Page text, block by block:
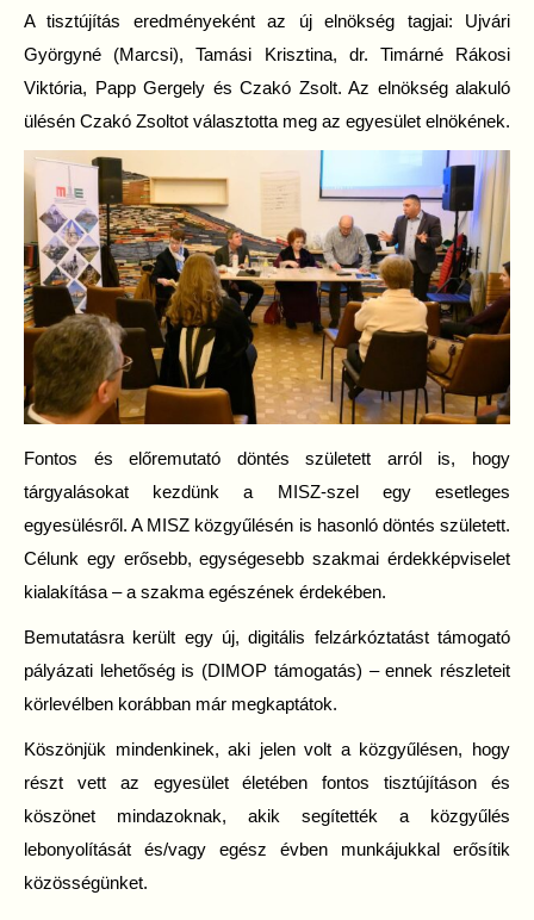
A tisztújítás eredményeként az új elnökség tagjai: Ujvári
Györgyné (Marcsi), Tamási Krisztina, dr. Timárné Rákosi
Viktória, Papp Gergely és Czakó Zsolt. Az elnökség alakuló
ülésén Czakó Zsoltot választotta meg az egyesület elnökének.
Fontos és előremutató döntés született arról is, hogy
tárgyalásokat kezdünk a MISZ-szel egy esetleges
egyesülésről. A MISZ közgyűlésén is hasonló döntés született.
Célunk egy erősebb, egységesebb szakmai érdekképviselet
kialakítása – a szakma egészének érdekében.
Bemutatásra került egy új, digitális felzárkóztatást támogató
pályázati lehetőség is (DIMOP támogatás) – ennek részleteit
körlevélben korábban már megkaptátok.
Köszönjük mindenkinek, aki jelen volt a közgyűlésen, hogy
részt vett az egyesület életében fontos tisztújításon és
köszönet mindazoknak, akik segítették a közgyűlés
lebonyolítását és/vagy egész évben munkájukkal erősítik
közösségünket.